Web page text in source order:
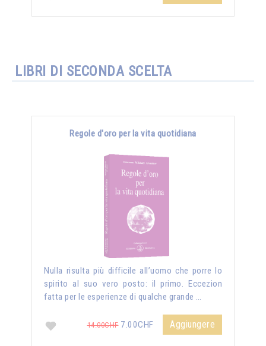
LIBRI DI SECONDA SCELTA
Regole d'oro per la vita quotidiana
Nulla risulta più difficile all’uomo che porre lo
spirito al suo vero posto: il primo. Eccezion
fatta per le esperienze di qualche grande …
14.00CHF7.00CHF Aggiungere